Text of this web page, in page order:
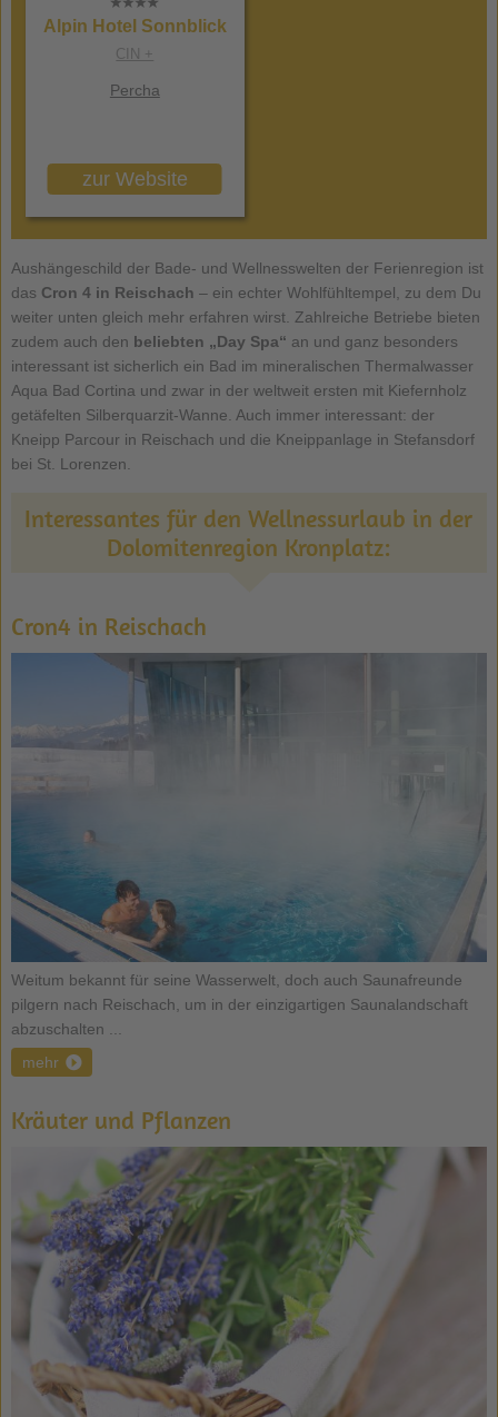
Alpin Hotel Sonnblick
CIN +
Percha
zur Website
Aushängeschild der Bade- und Wellnesswelten der Ferienregion ist
das Cron 4 in Reischach – ein echter Wohlfühltempel, zu dem Du
weiter unten gleich mehr erfahren wirst. Zahlreiche Betriebe bieten
zudem auch den beliebten „Day Spa“ an und ganz besonders
interessant ist sicherlich ein Bad im mineralischen Thermalwasser
Aqua Bad Cortina und zwar in der weltweit ersten mit Kiefernholz
getäfelten Silberquarzit-Wanne. Auch immer interessant: der
Kneipp Parcour in Reischach und die Kneippanlage in Stefansdorf
bei St. Lorenzen.
Interessantes für den Wellnessurlaub in der
Dolomitenregion Kronplatz:
Cron4 in Reischach
Weitum bekannt für seine Wasserwelt, doch auch Saunafreunde
pilgern nach Reischach, um in der einzigartigen Saunalandschaft
abzuschalten ...
mehr
Kräuter und Pflanzen